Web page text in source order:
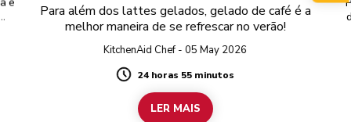
Para além dos lattes gelados, gelado de café é a
melhor maneira de se refrescar no verão!
KitchenAid Chef - 05 May 2026
Duration
24 horas 55 minutos
LER MAIS